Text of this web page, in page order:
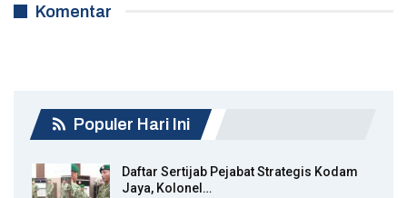
Komentar
Populer Hari Ini
Daftar Sertijab Pejabat Strategis Kodam
Jaya, Kolonel…